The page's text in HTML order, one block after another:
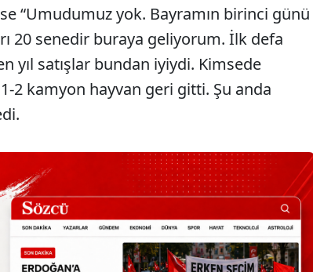
“Umudumuz yok. Bayramın birinci günü
20 senedir buraya geliyorum. İlk defa
yıl satışlar bundan iyiydi. Kimsede
2 kamyon hayvan geri gitti. Şu anda